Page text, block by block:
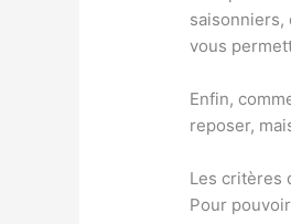
saisonniers,
vous
Enfin,
reposer,
Les critères
Pour